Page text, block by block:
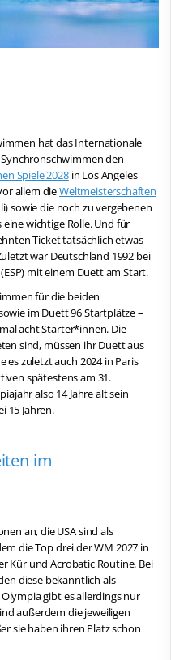
hat das Internationale
den
Spiele 2028in Los Angeles
allem dieWeltmeisterschaften
sowie die noch zu vergebenen
wichtige Rolle. Und für
Ticket tatsächlich etwas
war Deutschland 1992 bei
mit einem Duett am Start.
für die beiden
im Duett 96 Startplätze –
acht Starter*innen. Die
sind, müssen ihr Duett aus
es zuletzt auch 2024 in Paris
spätestens am 31.
also 14 Jahre alt sein
15 Jahren.
im
an, die USA sind als
die Top drei der WM 2027 in
Kür und Acrobatic Routine. Bei
diese bekanntlich als
gibt es allerdings nur
außerdem die jeweiligen
sie haben ihren Platz schon